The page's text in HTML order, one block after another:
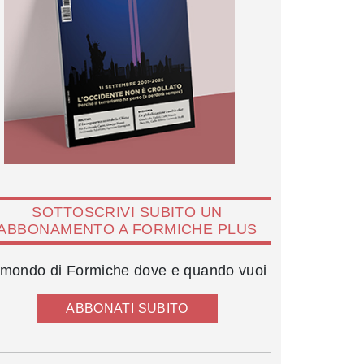
SOTTOSCRIVI SUBITO UN
A FORMICHE PLUS
di Formiche dove e quando vuoi
ABBONATI SUBITO